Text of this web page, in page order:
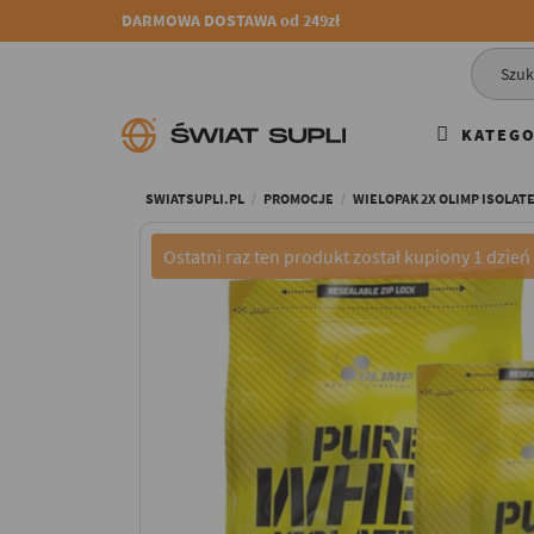
DARMOWA DOSTAWA od 249zł
SWIATSUPLI.PL PROMOCJE WIELOPAK 2X OLIMP